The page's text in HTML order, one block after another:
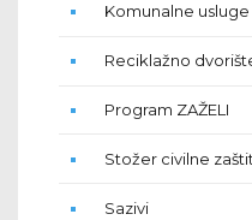
Komunalne usluge
Reciklažno
Program ZAŽELI
Stožer civilne
Sazivi